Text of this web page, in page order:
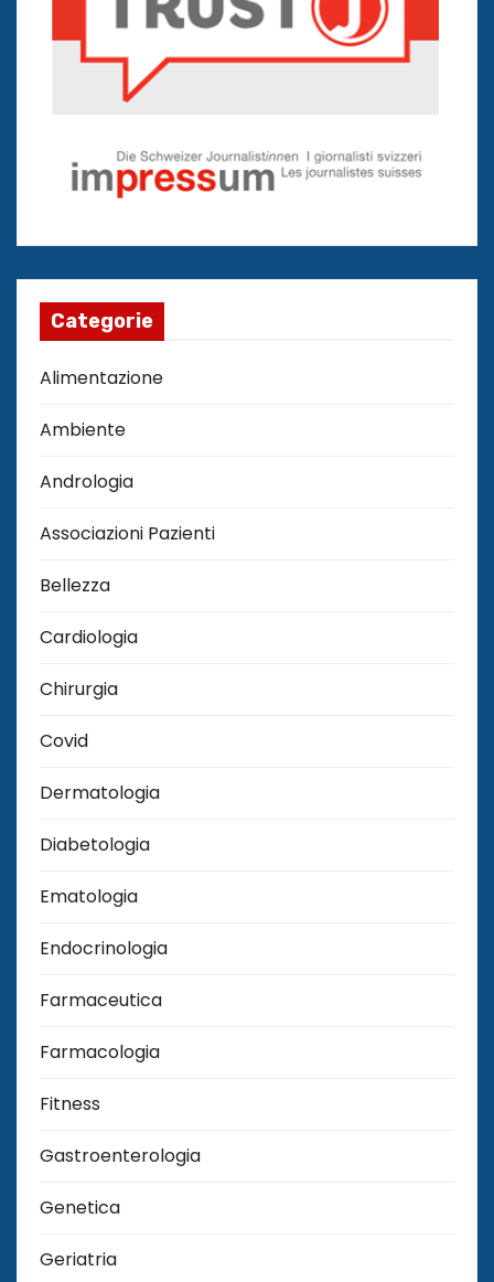
Categorie
Alimentazione
Ambiente
Andrologia
Associazioni Pazienti
Bellezza
Cardiologia
Chirurgia
Covid
Dermatologia
Diabetologia
Ematologia
Endocrinologia
Farmaceutica
Farmacologia
Fitness
Gastroenterologia
Genetica
Geriatria